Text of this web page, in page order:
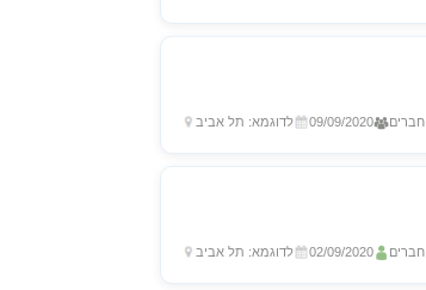
לדוגמא: תל אביב 09/09/2020 חברים
לדוגמא: תל אביב 02/09/2020 חברים